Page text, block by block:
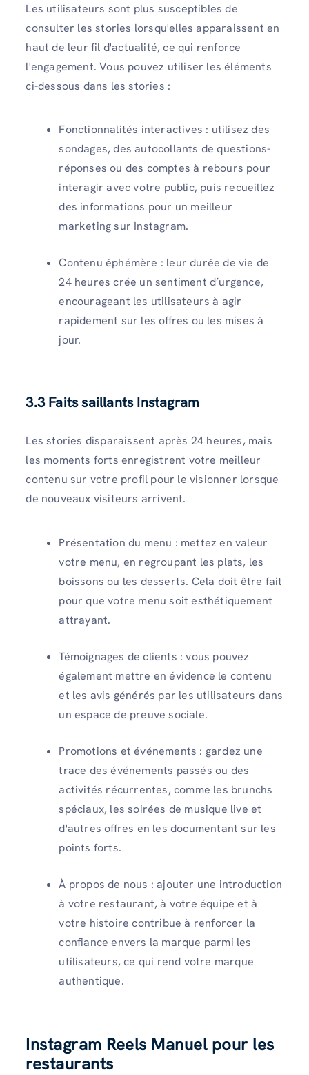
Les utilisateurs sont plus susceptibles de
consulter les stories lorsqu'elles apparaissent en
haut de leur fil d'actualité, ce qui renforce
l'engagement. Vous pouvez utiliser les éléments
ci-dessous dans les stories :
Fonctionnalités interactives : utilisez des
sondages, des autocollants de questions-
réponses ou des comptes à rebours pour
interagir avec votre public, puis recueillez
des informations pour un meilleur
marketing sur Instagram.
Contenu éphémère : leur durée de vie de
24 heures crée un sentiment d’urgence,
encourageant les utilisateurs à agir
rapidement sur les offres ou les mises à
jour.
3.3 Faits saillants Instagram
Les stories disparaissent après 24 heures, mais
les moments forts enregistrent votre meilleur
contenu sur votre profil pour le visionner lorsque
de nouveaux visiteurs arrivent.
Présentation du menu : mettez en valeur
votre menu, en regroupant les plats, les
boissons ou les desserts. Cela doit être fait
pour que votre menu soit esthétiquement
attrayant.
Témoignages de clients : vous pouvez
également mettre en évidence le contenu
et les avis générés par les utilisateurs dans
un espace de preuve sociale.
Promotions et événements : gardez une
trace des événements passés ou des
activités récurrentes, comme les brunchs
spéciaux, les soirées de musique live et
d'autres offres en les documentant sur les
points forts.
À propos de nous : ajouter une introduction
à votre restaurant, à votre équipe et à
votre histoire contribue à renforcer la
confiance envers la marque parmi les
utilisateurs, ce qui rend votre marque
authentique.
Instagram Reels Manuel pour les
restaurants